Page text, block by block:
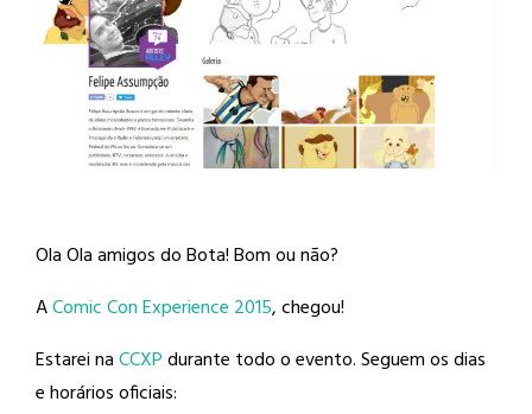
Ola Ola amigos do Bota! Bom ou não?
AComic Con Experience 2015, chegou!
Estarei naCCXPdurante todo o evento. Seguem os dias
e horários oficiais: